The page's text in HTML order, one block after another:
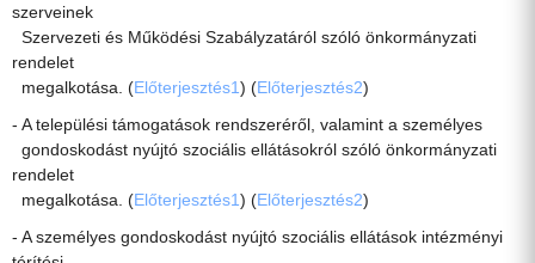
szerveinek
Szervezeti és Működési Szabályzatáról szóló önkormányzati
rendelet
megalkotása. (Előterjesztés1) (Előterjesztés2)
- A települési támogatások rendszeréről, valamint a személyes
gondoskodást nyújtó szociális ellátásokról szóló önkormányzati
rendelet
megalkotása. (Előterjesztés1) (Előterjesztés2)
- A személyes gondoskodást nyújtó szociális ellátások intézményi